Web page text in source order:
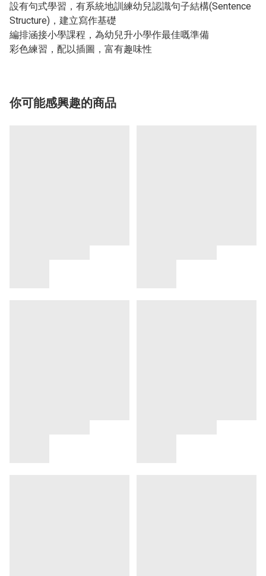
設有句式學習，有系統地訓練幼兒認識句子結構(Sentence
Structure) ，建立寫作基礎
編排涵接小學課程，為幼兒升小學作最佳嘅準備
彩色練習，配以插圖，富有趣味性
你可能感興趣的商品